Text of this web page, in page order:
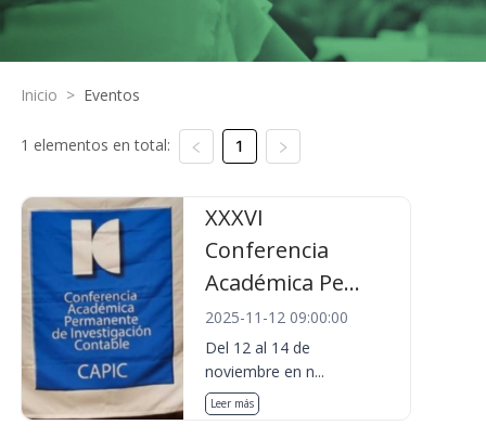
Inicio > Eventos
1 elementos en total: 1
XXXVI
Conferencia
Académica Pe...
2025-11-12 09:00:00
Del 12 al 14 de
noviembre en n...
Leer más